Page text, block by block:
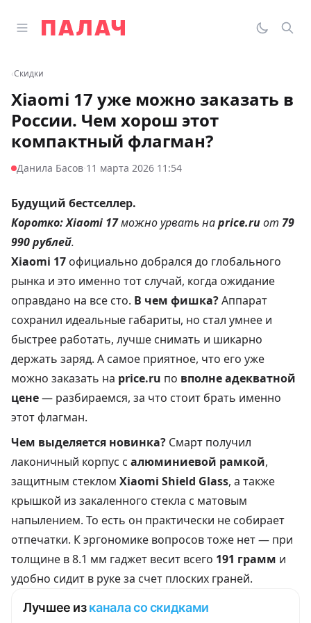
Открыть главное меню
Палач
‹Скидки
Xiaomi 17 уже можно заказать в
России. Чем хорош этот
компактный флагман?
Данила Басов·11 марта 2026 11:54
Будущий бестселлер.
Коротко:Xiaomi 17можно урвать наprice.ruот 79
990 рублей.
Xiaomi 17 официально добрался до глобального
рынка и это именно тот случай, когда ожидание
оправдано на все сто. В чем фишка?Аппарат
сохранил идеальные габариты, но стал умнее и
быстрее работать, лучше снимать и шикарно
держать заряд. А самое приятное, что его уже
можно заказать на price.ru по вполне адекватной
цене— разбираемся, за что стоит брать именно
этот флагман.
Чем выделяется новинка? Смарт получил
лаконичный корпус с алюминиевой рамкой,
защитным стеклом Xiaomi Shield Glass, а также
крышкой из закаленного стекла с матовым
напылением. То есть он практически не собирает
отпечатки. К эргономике вопросов тоже нет — при
толщине в 8.1 мм гаджет весит всего 191 грамм и
удобно сидит в руке за счет плоских граней.
Лучшее изканала со скидками